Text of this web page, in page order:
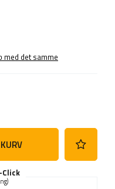
med det samme
Click